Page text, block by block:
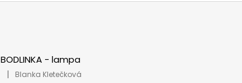
BODLINKA - lampa
Hodnocení produktu je 5 z 5 hvězdiček.
| Blanka Kletečková